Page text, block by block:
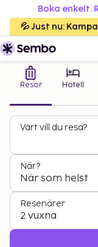
Boka enkelt.
💦 Just nu:
Resor Hotell
Vart vill du resa?
När?
När som helst
Resenärer
2 vuxna